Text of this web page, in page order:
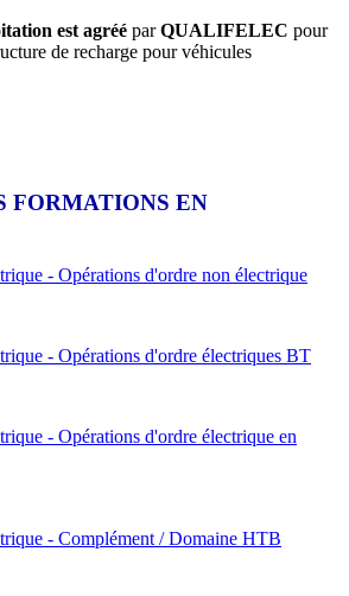
est agréé parQUALIFELEC pour
de recharge pour véhicules
FORMATIONS EN
- Opérations d'ordre non électrique
- Opérations d'ordre électriques BT
- Opérations d'ordre électrique en
- Complément / Domaine HTB